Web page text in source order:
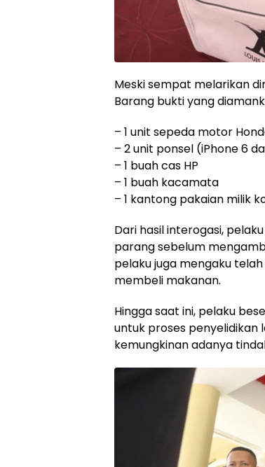
Meski sempat melarikan
Barang bukti yang
– 1 unit sepeda motor
– 2 unit ponsel (iPhone 6
– 1 buah cas HP
– 1 buah kacamata
– 1 kantong pakaian milik
Dari hasil interogasi,
parang sebelum
pelaku juga mengaku
membeli makanan.
Hingga saat ini, pelaku
untuk proses penyelidikan
kemungkinan adanya